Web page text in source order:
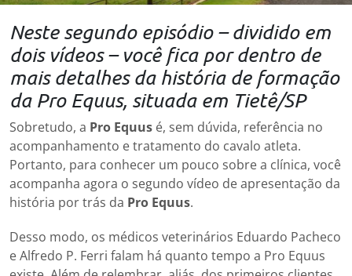
Neste segundo episódio – dividido em
dois vídeos – você fica por dentro de
mais detalhes da história de formação
da Pro Equus, situada em Tietê/SP
Sobretudo, a Pro Equus é, sem dúvida, referência no
acompanhamento e tratamento do cavalo atleta.
Portanto, para conhecer um pouco sobre a clínica, você
acompanha agora o segundo vídeo de apresentação da
história por trás da Pro Equus.
Desso modo, os médicos veterinários Eduardo Pacheco
e Alfredo P. Ferri falam há quanto tempo a Pro Equus